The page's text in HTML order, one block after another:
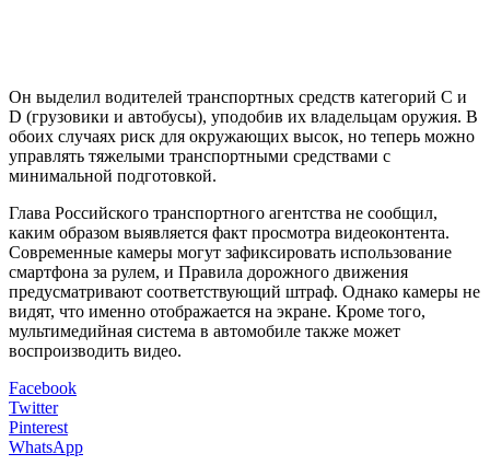
Он выделил водителей транспортных средств категорий C и
D (грузовики и автобусы), уподобив их владельцам оружия. В
обоих случаях риск для окружающих высок, но теперь можно
управлять тяжелыми транспортными средствами с
минимальной подготовкой.
Глава Российского транспортного агентства не сообщил,
каким образом выявляется факт просмотра видеоконтента.
Современные камеры могут зафиксировать использование
смартфона за рулем, и Правила дорожного движения
предусматривают соответствующий штраф. Однако камеры не
видят, что именно отображается на экране. Кроме того,
мультимедийная система в автомобиле также может
воспроизводить видео.
Facebook
Twitter
Pinterest
WhatsApp